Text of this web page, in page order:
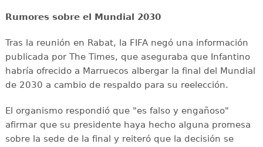
Rumores sobre el Mundial 2030
Tras la reunión en Rabat, la FIFA negó una información
publicada por The Times, que aseguraba que Infantino
habría ofrecido a Marruecos albergar la final del Mundial
de 2030 a cambio de respaldo para su reelección.
El organismo respondió que "es falso y engañoso"
afirmar que su presidente haya hecho alguna promesa
sobre la sede de la final y reiteró que la decisión se